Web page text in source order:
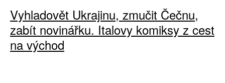
Vyhladovět Ukrajinu, zmučit Čečnu,
zabít novinářku. Italovy komiksy z cest
na východ